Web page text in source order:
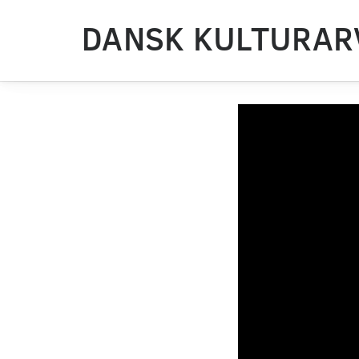
DANSK